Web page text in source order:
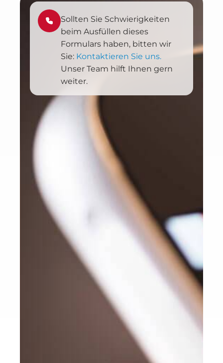
Sollten Sie Schwierigkeiten
beim Ausfüllen dieses
Formulars haben, bitten wir
Sie: Kontaktieren Sie uns.
Unser Team hilft Ihnen gern
weiter.